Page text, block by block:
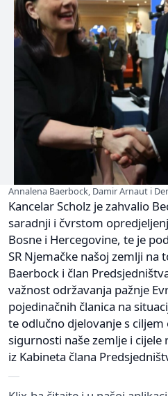
Annalena Baerbock, Damir Arnaut i
Kancelar Scholz je zahvalio
saradnji i čvrstom
Bosne i Hercegovine, te je
SR Njemačke našoj zemlji
Baerbock i član
važnost održavanja pažnje
pojedinačnih članica na
te odlučno djelovanje s
sigurnosti naše zemlje i cijele
iz Kabineta člana